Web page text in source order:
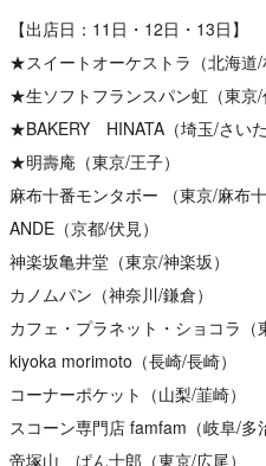
【出店日：11日・12日・13日】
★スイートオーケストラ（北海道/
★生ソフトフランスパン虹（東京/
★BAKERY HINATA（埼玉/さいた
★明壽庵（東京/王子）
麻布十番モンタボー （東京/麻布十
ANDE（京都/伏見）
神楽坂亀井堂（東京/神楽坂）
カノムパン（神奈川/鎌倉）
カフェ・プラネット・ショコラ（
kiyoka morimoto（長崎/長崎）
コーナーポケット（山梨/韮崎）
スコーン専門店 famfam（岐阜/多
帝塚山 ぱん士郎（東京/広尾）